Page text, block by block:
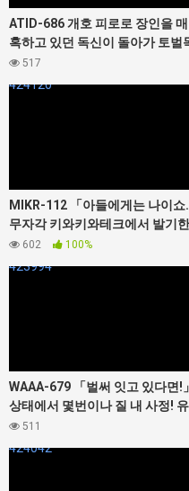
ATID-686 개호 피로로 장인을 매
혹하고 있던 독신이 돌아가 토벌
짜내 질 내 사정 레
517
424120
MIKR-112 「아들에게는 나이쇼
무자각 키와키와테크에서 발기한
지포를 부드럽게 뽑아주고 오마 ●
602 100%
423994
WAAA-679 「벌써 잇고 있다면!」
상태에서 몇번이나 질 내 사정! 유
키 리노
511
424042